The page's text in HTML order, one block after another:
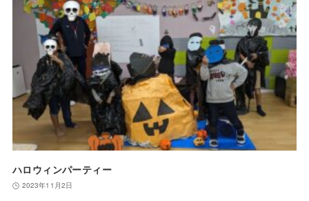
ハロウィンパーティー
2023年11月2日